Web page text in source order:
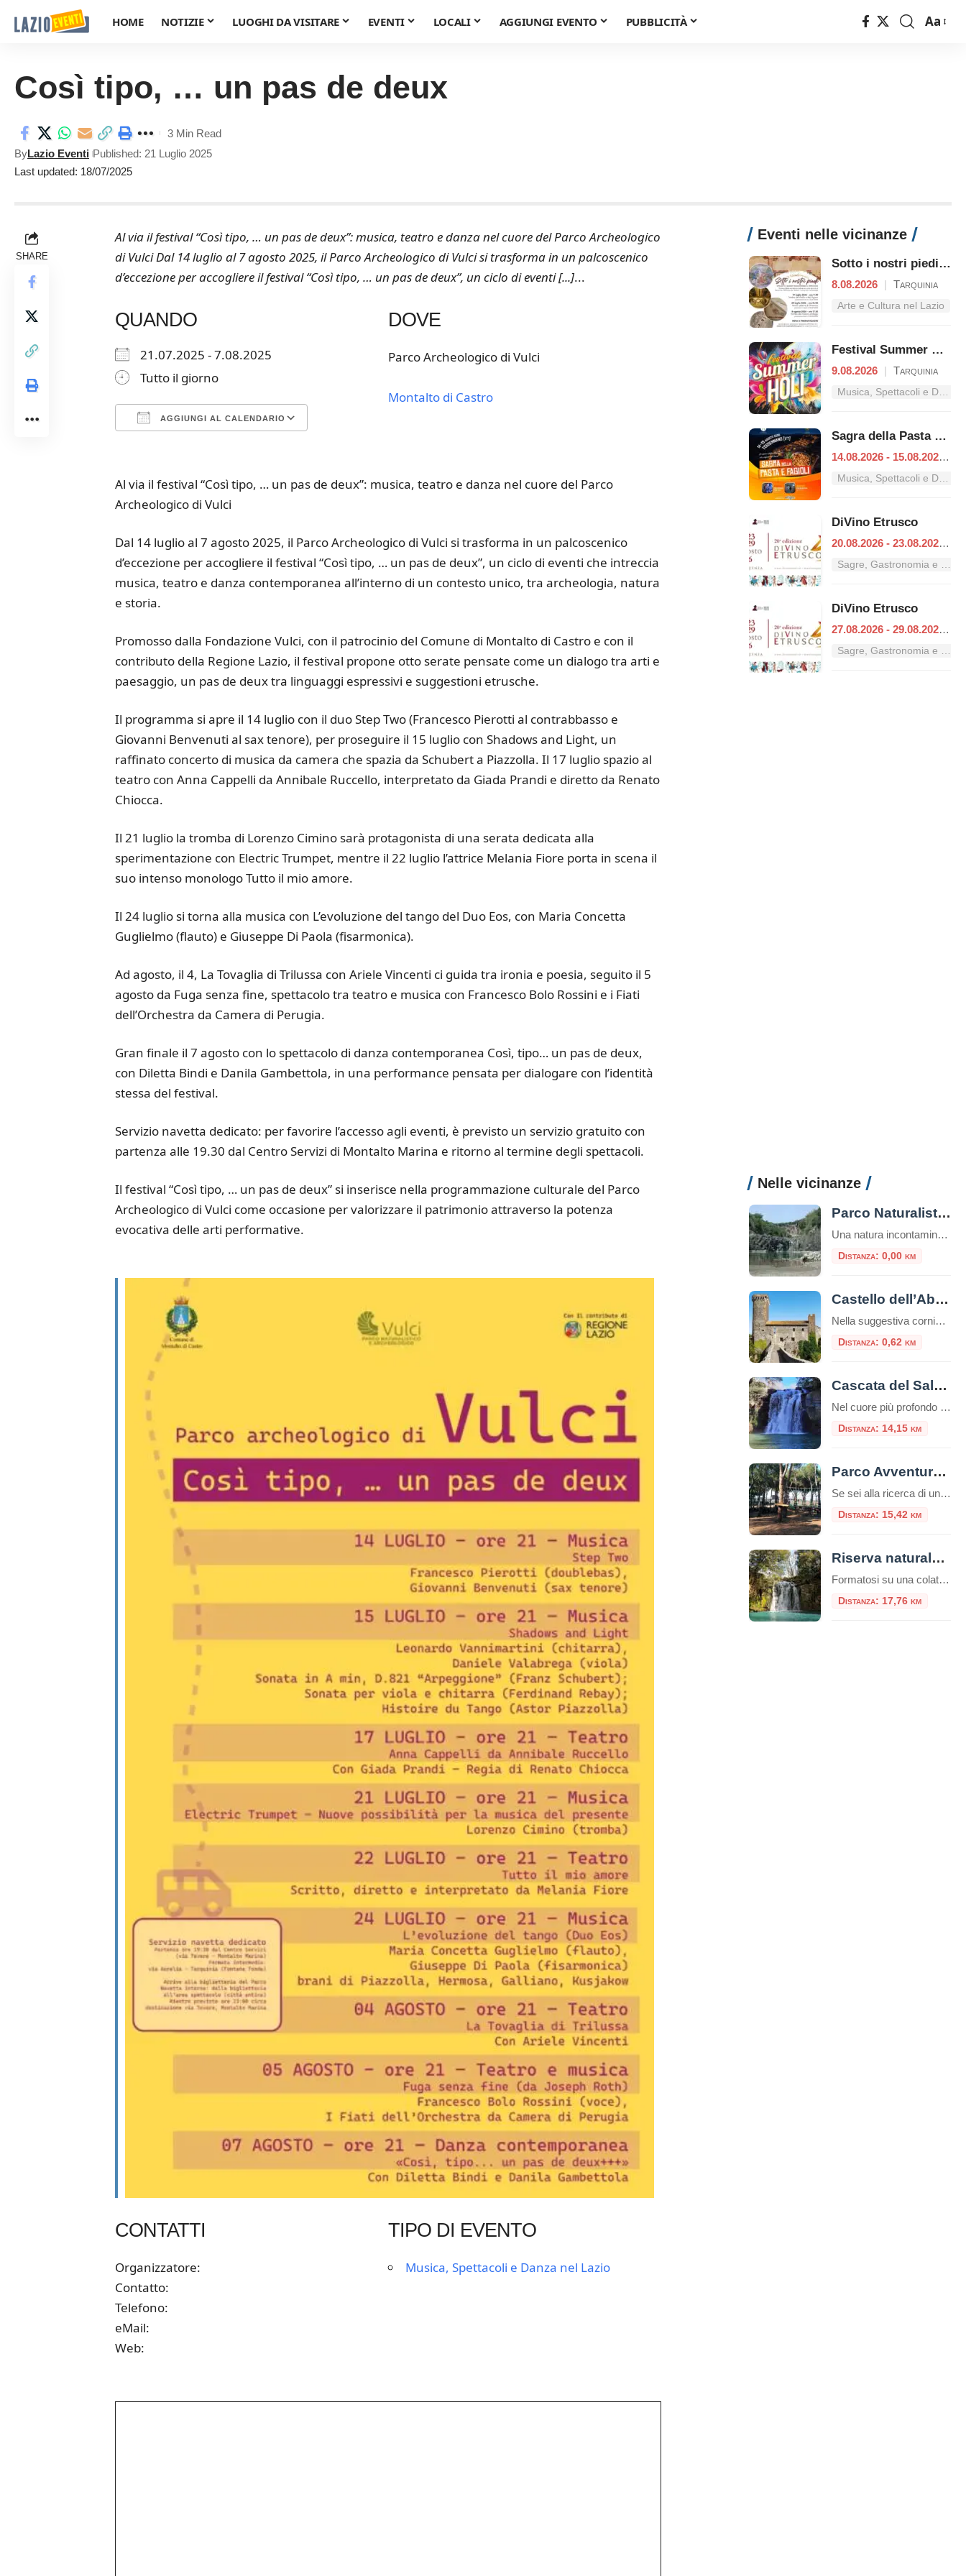
HOME NOTIZIE LUOGHI DA VISITARE EVENTI LOCALI AGGIUNGI EVENTO PUBBLICITÀ
Font
Aa
Così tipo, … un pas de deux
Last updated: 18/07/2025
ByLazio Eventi Published: 21 Luglio 2025
3 Min Read
SHARE
Al via il festival “Così tipo, … un pas de deux”: musica, teatro e danza nel cuore del Parco Archeologico
di Vulci Dal 14 luglio al 7 agosto 2025, il Parco Archeologico di Vulci si trasforma in un palcoscenico
d’eccezione per accogliere il festival “Così tipo, … un pas de deux”, un ciclo di eventi [...]...
QUANDO
21.07.2025 - 7.08.2025
Tutto il giorno
AGGIUNGI AL CALENDARIO
DOVE
Parco Archeologico di Vulci
Montalto di Castro
Al via il festival “Così tipo, … un pas de deux”: musica, teatro e danza nel cuore del Parco
Archeologico di Vulci
Dal 14 luglio al 7 agosto 2025, il Parco Archeologico di Vulci si trasforma in un palcoscenico
d’eccezione per accogliere il festival “Così tipo, … un pas de deux”, un ciclo di eventi che intreccia
musica, teatro e danza contemporanea all’interno di un contesto unico, tra archeologia, natura
e storia.
Promosso dalla Fondazione Vulci, con il patrocinio del Comune di Montalto di Castro e con il
contributo della Regione Lazio, il festival propone otto serate pensate come un dialogo tra arti e
paesaggio, un pas de deux tra linguaggi espressivi e suggestioni etrusche.
Il programma si apre il 14 luglio con il duo Step Two (Francesco Pierotti al contrabbasso e
Giovanni Benvenuti al sax tenore), per proseguire il 15 luglio con Shadows and Light, un
raffinato concerto di musica da camera che spazia da Schubert a Piazzolla. Il 17 luglio spazio al
teatro con Anna Cappelli da Annibale Ruccello, interpretato da Giada Prandi e diretto da Renato
Chiocca.
Il 21 luglio la tromba di Lorenzo Cimino sarà protagonista di una serata dedicata alla
sperimentazione con Electric Trumpet, mentre il 22 luglio l’attrice Melania Fiore porta in scena il
suo intenso monologo Tutto il mio amore.
Il 24 luglio si torna alla musica con L’evoluzione del tango del Duo Eos, con Maria Concetta
Guglielmo (flauto) e Giuseppe Di Paola (fisarmonica).
Ad agosto, il 4, La Tovaglia di Trilussa con Ariele Vincenti ci guida tra ironia e poesia, seguito il 5
agosto da Fuga senza fine, spettacolo tra teatro e musica con Francesco Bolo Rossini e i Fiati
dell’Orchestra da Camera di Perugia.
Gran finale il 7 agosto con lo spettacolo di danza contemporanea Così, tipo… un pas de deux,
con Diletta Bindi e Danila Gambettola, in una performance pensata per dialogare con l’identità
stessa del festival.
Servizio navetta dedicato: per favorire l’accesso agli eventi, è previsto un servizio gratuito con
partenza alle 19.30 dal Centro Servizi di Montalto Marina e ritorno al termine degli spettacoli.
Il festival “Così tipo, … un pas de deux” si inserisce nella programmazione culturale del Parco
Archeologico di Vulci come occasione per valorizzare il patrimonio attraverso la potenza
evocativa delle arti performative.
CONTATTI
Organizzatore:
Contatto:
Telefono:
eMail:
Web:
TIPO DI EVENTO
Musica, Spettacoli e Danza nel Lazio
Eventi nelle vicinanze
Sotto i nostri piedi: Etruschi e Romani raccontano il territori
8.08.2026 | Tarquinia
Arte e Cultura nel Lazio
Festival Summer Holi
9.08.2026 | Tarquinia
Musica, Spettacoli e Danza nel Lazio
Sagra della Pasta e Fagioli
14.08.2026 - 15.08.2026
Musica, Spettacoli e Danza nel Lazio
DiVino Etrusco
20.08.2026 - 23.08.2026
Sagre, Gastronomia e Tradizioni nel Lazio
DiVino Etrusco
27.08.2026 - 29.08.2026
Sagre, Gastronomia e Tradizioni nel Lazio
Nelle vicinanze
Parco Naturalistico Archeologico di Vulci
Una natura incontaminata, ricca di piantagioni di olivi e vigneti. Nelle piccole valli si aprono estese zone a pascolo, in cui si possono incontrare vacche m
Distanza: 0,00 km
Castello dell’Abbadia
Nella suggestiva cornice della Maremma laziale, al confine tra Lazio e Toscana, sorge il Castello dell’Abbadia, noto anche come Castello di Vulci. Questo imponente maniero, arroccato sul fiume Fiora, è un simbolo di storia, arte e mistero, che domina il paesaggio circostante con la sua architettura austera e affascinante. Storia e origini del Castello dell’Abbadia Le origini […]
Distanza: 0,62 km
Cascata del Salabrone
Nel cuore più profondo e selvaggio della Tuscia viterbese, dove il Lazio sfiora la Toscana, esiste un luogo in cui il tempo sembra essersi fermato. Lontano dalle rotte turistiche più affollate e avvolto dal silenzio di una foresta millenaria, si cela uno dei segreti naturali più affascinanti della provincia di Viterbo: la Cascata del Salabrone. […]
Distanza: 14,15 km
Parco Avventura Riva dei Tarquini
Se sei alla ricerca di un’esperienza che unisca il brivido dell’avventura al piacere di stare immersi nella natura, il Parco Avventura Riva dei Tarquini è la meta ideale. Nel cuore della Tuscia, a pochi chilometri da Roma, sorge una delle destinazioni più emozionanti per chi cerca avventura e divertimento all’aria aperta: il Parco Avventura Riva […]
Distanza: 15,42 km
Riserva naturale Regionale Selva di Lamone
Formatosi su una colata lavica risalente al periodo compreso fra 150.000 e 50.000 anni fa, la Riserva naturale Regionale Selva di Lamone si estende su circa duemila ettari lungo il confine tra il Lazio e la Toscana, nel Comune di Farnese. La carat
Distanza: 17,76 km